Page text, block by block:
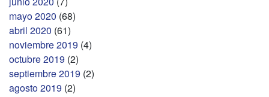
mayo 2020 (68)
abril 2020 (61)
noviembre 2019 (4)
octubre 2019 (2)
septiembre 2019 (2)
agosto 2019 (2)